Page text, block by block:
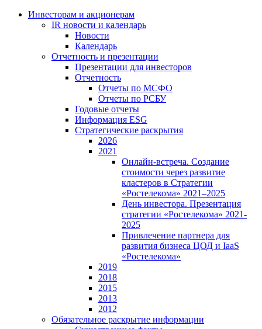
Инвесторам и акционерам
IR новости и календарь
Новости
Календарь
Отчетность и презентации
Презентации для инвесторов
Отчетность
Отчеты по МСФО
Отчеты по РСБУ
Годовые отчеты
Информация ESG
Стратегические раскрытия
2026
2021
Онлайн-встреча. Создание
стоимости через развитие
кластеров в Стратегии
«Ростелекома» 2021–2025
День инвестора. Презентация
стратегии «Ростелекома» 2021-
2025
Привлечение партнера для
развития бизнеса ЦОД и IaaS
«Ростелекома»
2019
2018
2015
2013
2012
Обязательное раскрытие информации